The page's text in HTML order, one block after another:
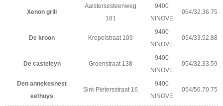
Xenon grill
Aalstersesteenweg
181
9400
NINOVE
054/32.36.75
De kroon Krepelstraat 109
9400
NINOVE
054/33.52.88
De casteleyn Groenstraat 138
9400
NINOVE
054/32.33.59
Den annekesnest
eethuys
Sint-Pietersstraat 16
9400
NINOVE
054/56.70.75